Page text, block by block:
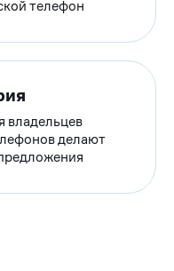
телефон
владельцев
делают